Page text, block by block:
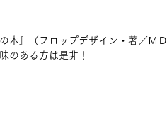
本』（フロップデザイン・著／Ｍ
のある方は是非！